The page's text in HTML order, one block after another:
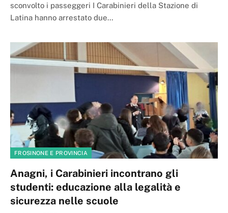
sconvolto i passeggeri I Carabinieri della Stazione di
Latina hanno arrestato due…
FROSINONE E PROVINCIA
Anagni, i Carabinieri incontrano gli
studenti: educazione alla legalità e
sicurezza nelle scuole